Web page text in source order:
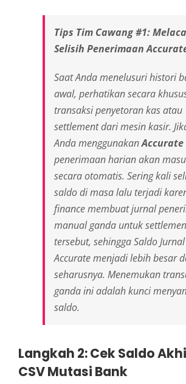
Tips Tim Cawang #1:
Selisih Penerimaan
Saat Anda menelusuri histori
awal, perhatikan secara
transaksi penyetoran kas atau
settlementdari mesin kasir.
Anda menggunakanAccurate
penerimaan harian akan
secara otomatis. Sering kali
saldo di masa lalu terjadi
financemembuat jurnal
manual ganda untuk
tersebut, sehingga Saldo Jurnal
Accurate menjadi lebih besar
seharusnya. Menemukan
ganda ini adalah kunci
saldo.
Langkah 2: Cek Saldo
CSV Mutasi Bank